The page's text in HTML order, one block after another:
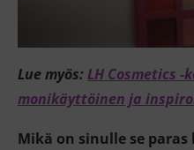
Lue myös: LH Cosmetics
monikäyttöinen ja
Mikä on sinulle se